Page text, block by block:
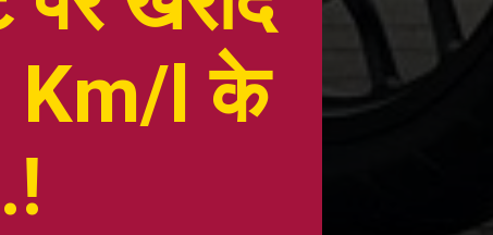
Km/l के